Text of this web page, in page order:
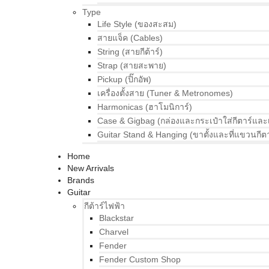
Type
Life Style (ของสะสม)
สายแจ็ค (Cables)
String (สายกีต้าร์)
Strap (สายสะพาย)
Pickup (ปิ๊กอัพ)
เครื่องตั้งสาย (Tuner & Metronomes)
Harmonicas (ฮาโมนิการ์)
Case & Gigbag (กล่องและกระเป๋าใส่กีตาร์และ
Guitar Stand & Hanging (ขาตั้งและที่แขวนกีต
Home
New Arrivals
Brands
Guitar
กีต้าร์ไฟฟ้า
Blackstar
Charvel
Fender
Fender Custom Shop